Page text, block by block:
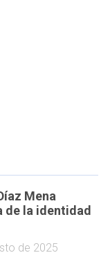
Mena
de la identidad
de 2025